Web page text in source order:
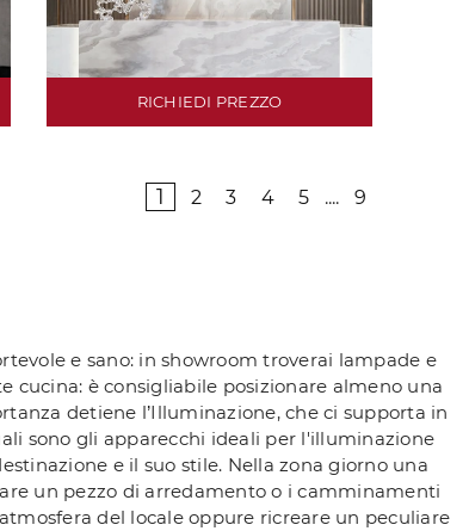
RICHIEDI PREZZO
1 2 3 4 5 .... 9
e sano: in showroom troverai lampade e
è consigliabile posizionare almeno una
detiene l’Illuminazione, che ci supporta in
sono gli apparecchi ideali per l'illuminazione
e il suo stile. Nella zona giorno una
un pezzo di arredamento o i camminamenti
del locale oppure ricreare un peculiare